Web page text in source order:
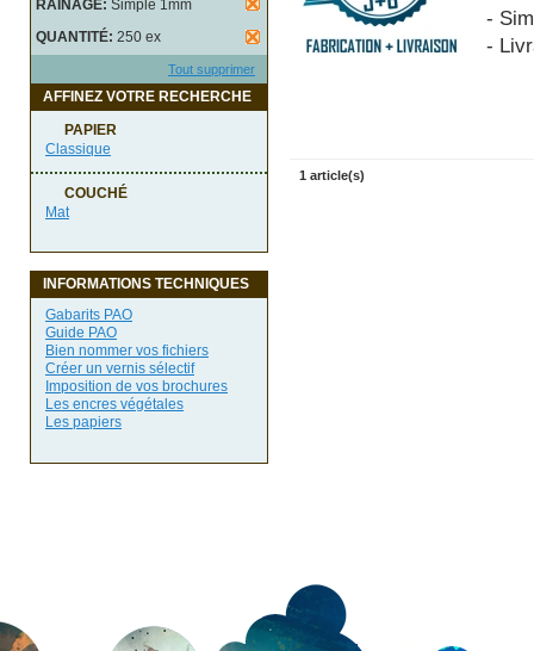
RAINAGE: Simple 1mm
QUANTITÉ: 250 ex
Tout supprimer
AFFINEZ VOTRE RECHERCHE
PAPIER
Classique
COUCHÉ
Mat
INFORMATIONS TECHNIQUES
Gabarits PAO
Guide PAO
Bien nommer vos fichiers
Créer un vernis sélectif
Imposition de vos brochures
Les encres végétales
Les papiers
-
-
1 article(s)